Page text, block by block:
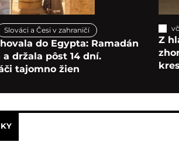
Slováci a Česi v zahraničí
do Egypta: Ramadán
držala pôst 14 dní.
tajomno žien
Z